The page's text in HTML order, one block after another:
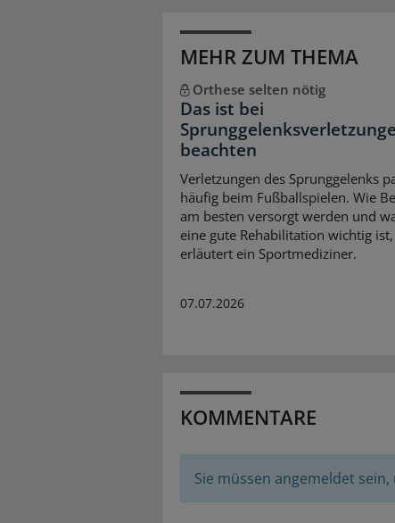
MEHR ZUM THEMA
Orthese selten nötig
Das ist bei
beachten
Verletzungen des Sprunggelenks
häufig beim Fußballspielen. Wie
am besten versorgt werden und
eine gute Rehabilitation wichtig ist,
erläutert ein Sportmediziner.
07.07.2026
KOMMENTARE
Sie müssen angemeldet